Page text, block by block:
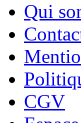
Qui
CGV